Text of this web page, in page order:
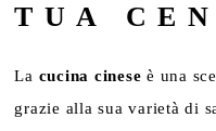
TUA
La cucina cinese è una
grazie alla sua varietà di